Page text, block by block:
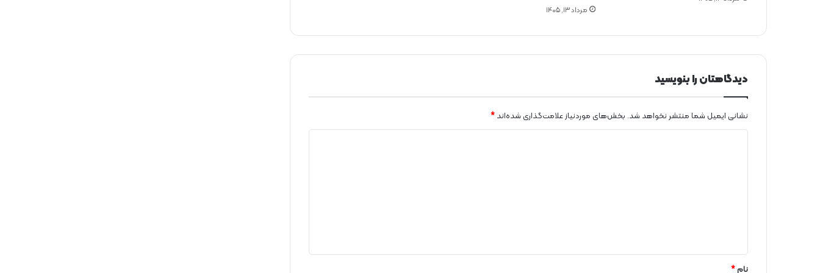
گ
ی
ه
ف
ت
ی
ش
ب
د
مرداد ۱۳, ۱۴۰۵
دیدگاهتان را بنویسید
نشانی ایمیل شما منتشر نخواهد شد. بخش‌های موردنیاز علامت‌گذاری شده‌اند *
نام*